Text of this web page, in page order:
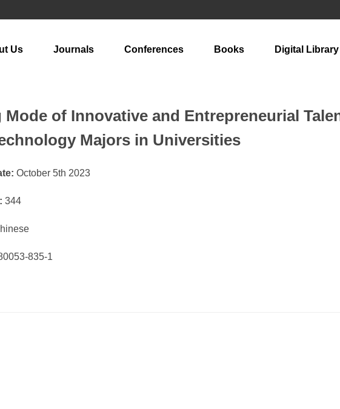
Us Journals Conferences Books Digital Library
Mode of Innovative and Entrepreneurial
Majors in Universities
October 5th 2023
344
835-1